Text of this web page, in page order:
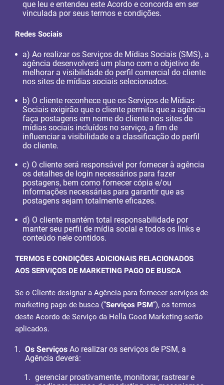
que leu e entendeu este Acordo e concorda em ser
vinculada por seus termos e condições.
Redes Sociais
a) Ao realizar os Serviços de Mídias Sociais (SMS), a
agência desenvolverá um plano com o objetivo de
melhorar a visibilidade do perfil comercial do cliente
nos sites de mídias sociais selecionados.
b) O cliente reconhece que os Serviços de Mídias
Sociais exigirão que o cliente permita que a agência
faça postagens em nome do cliente nos sites de
mídias sociais incluídos no serviço, a fim de
influenciar a visibilidade e a classificação do perfil
do cliente.
c) O cliente será responsável por fornecer à agência
os detalhes de login necessários para fazer
postagens, bem como fornecer cópia e/ou
informações necessárias para garantir que as
postagens sejam totalmente eficazes.
d) O cliente mantém total responsabilidade por
manter seu perfil de mídia social e todos os links e
conteúdo nele contidos.
TERMOS E CONDIÇÕES ADICIONAIS RELACIONADOS
AOS SERVIÇOS DE MARKETING PAGO DE BUSCA
Se o Cliente designar a Agência para fornecer serviços de
marketing pago de busca (“Serviços PSM“), os termos
deste Acordo de Serviço da Hella Good Marketing serão
aplicados.
Os Serviços Ao realizar os serviços de PSM, a
Agência deverá:
gerenciar proativamente, monitorar, rastrear e